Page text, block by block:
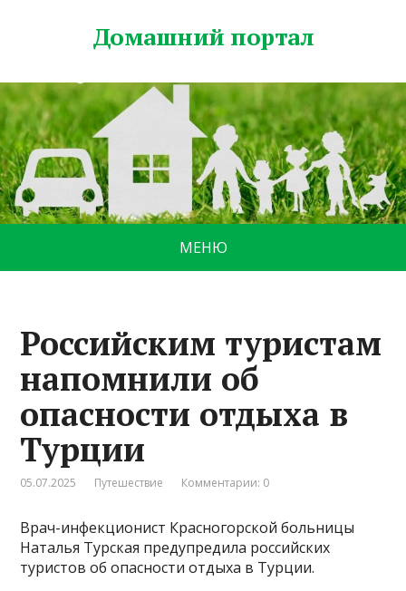
Домашний портал
МЕНЮ
Российским туристам
напомнили об
опасности отдыха в
Турции
05.07.2025 Путешествие Комментарии: 0
Врач-инфекционист Красногорской больницы
Наталья Турская предупредила российских
туристов об опасности отдыха в Турции.